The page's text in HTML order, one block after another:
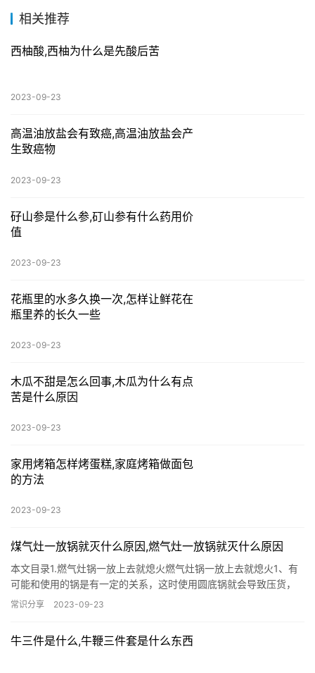
相关推荐
西柚酸,西柚为什么是先酸后苦
2023-09-23
高温油放盐会有致癌,高温油放盐会产
生致癌物
2023-09-23
矷山参是什么参,矴山参有什么药用价
值
2023-09-23
花瓶里的水多久换一次,怎样让鲜花在
瓶里养的长久一些
2023-09-23
木瓜不甜是怎么回事,木瓜为什么有点
苦是什么原因
2023-09-23
家用烤箱怎样烤蛋糕,家庭烤箱做面包
的方法
2023-09-23
煤气灶一放锅就灭什么原因,燃气灶一放锅就灭什么原因
本文目录1.燃气灶锅一放上去就熄火燃气灶锅一放上去就熄火1、有
可能和使用的锅是有一定的关系，这时使用圆底锅就会导致压货，
从而出现火苗无法有效燃烧到热电感应针，这种情况就会发生燃气
常识分享 2023-09-23
牛三件是什么,牛鞭三件套是什么东西